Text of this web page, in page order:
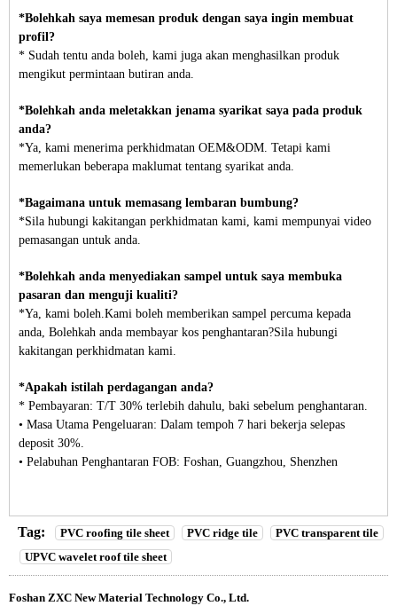
*Bolehkah saya memesan produk dengan saya ingin membuat
profil?
* Sudah tentu anda boleh, kami juga akan menghasilkan produk
mengikut permintaan butiran anda.
*Bolehkah anda meletakkan jenama syarikat saya pada produk
anda?
*Ya, kami menerima perkhidmatan OEM&ODM. Tetapi kami
memerlukan beberapa maklumat tentang syarikat anda.
*Bagaimana untuk memasang lembaran bumbung?
*Sila hubungi kakitangan perkhidmatan kami, kami mempunyai video
pemasangan untuk anda.
*Bolehkah anda menyediakan sampel untuk saya membuka
pasaran dan menguji kualiti?
*Ya, kami boleh.Kami boleh memberikan sampel percuma kepada
anda, Bolehkah anda membayar kos penghantaran?Sila hubungi
kakitangan perkhidmatan kami.
*Apakah istilah perdagangan anda?
* Pembayaran: T/T 30% terlebih dahulu, baki sebelum penghantaran.
• Masa Utama Pengeluaran: Dalam tempoh 7 hari bekerja selepas
deposit 30%.
• Pelabuhan Penghantaran FOB: Foshan, Guangzhou, Shenzhen
Tag: PVC roofing tile sheet PVC ridge tile
PVC transparent tile
UPVC wavelet roof tile sheet
Foshan ZXC New Material Technology Co., Ltd.